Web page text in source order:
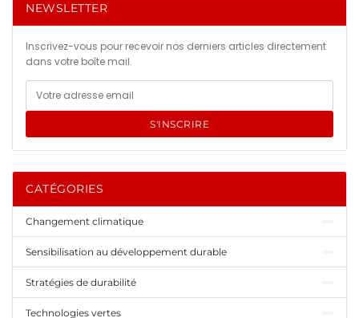
NEWSLETTER
Inscrivez-vous pour recevoir nos derniers articles directement
dans votre boîte mail.
S'INSCRIRE
CATÉGORIES
Changement climatique
Sensibilisation au développement durable
Stratégies de durabilité
Technologies vertes